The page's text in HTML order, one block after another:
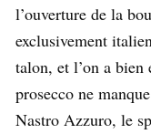
l’ouverture de la
exclusivement
talon, et l’on a
prosecco ne
Nastro Azzuro, le